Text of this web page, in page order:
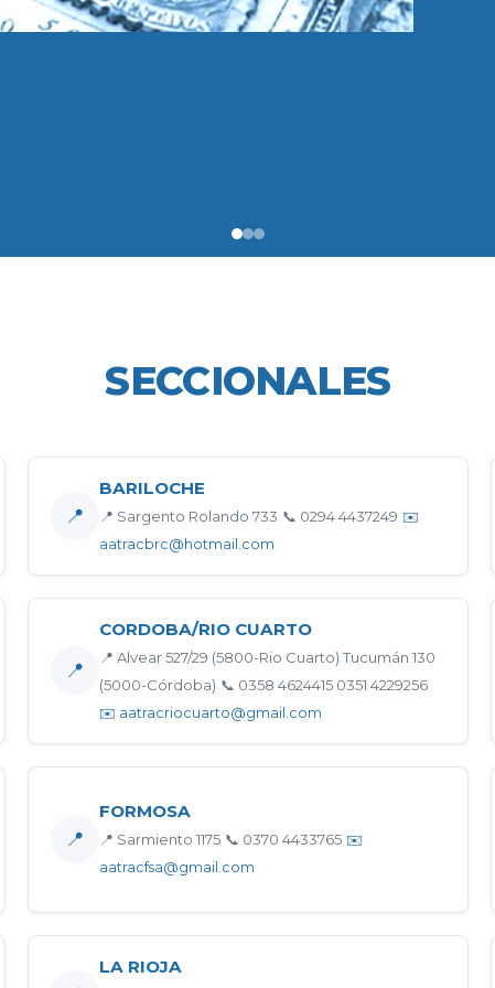
SECCIONALES
📍
BARILOCHE
📍 Sargento Rolando 733 📞 0294 4437249 ✉️
aatracbrc@hotmail.com
📍
CORDOBA/RIO CUARTO
📍 Alvear 527/29 (5800-Rio Cuarto) Tucumán 130
(5000-Córdoba) 📞 0358 4624415 0351 4229256
✉️ aatracriocuarto@gmail.com
📍
FORMOSA
📍 Sarmiento 1175 📞 0370 4433765 ✉️
aatracfsa@gmail.com
LA RIOJA